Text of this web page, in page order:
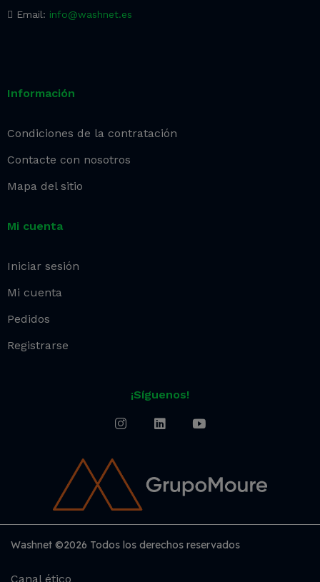
Email: info@washnet.es
Información
Condiciones de la contratación
Contacte con nosotros
Mapa del sitio
Mi cuenta
Iniciar sesión
Mi cuenta
Pedidos
Registrarse
¡Síguenos!
Washnet ©2026 Todos los derechos reservados
Canal ético